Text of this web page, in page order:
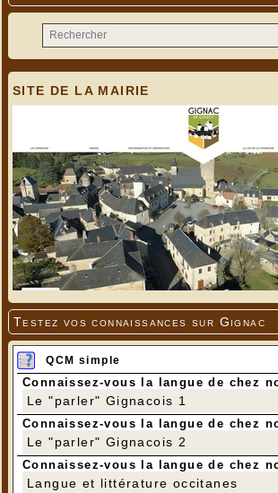
SITE DE LA MAIRIE
Testez vos connaissances sur Gignac
QCM simple
Connaissez-vous la langue de chez
Le "parler" Gignacois 1
Connaissez-vous la langue de chez
Le "parler" Gignacois 2
Connaissez-vous la langue de chez
Langue et littérature occitanes